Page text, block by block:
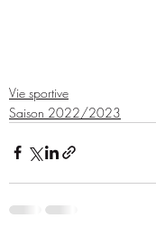
Vie sportive
Saison 2022/2023